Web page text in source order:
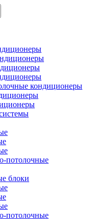
кондиционеры
потолочные
блоки
потолочные